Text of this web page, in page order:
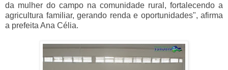
da mulher do campo na comunidade rural, fortalecendo a
agricultura familiar, gerando renda e oportunidades", afirma
a prefeita Ana Célia.